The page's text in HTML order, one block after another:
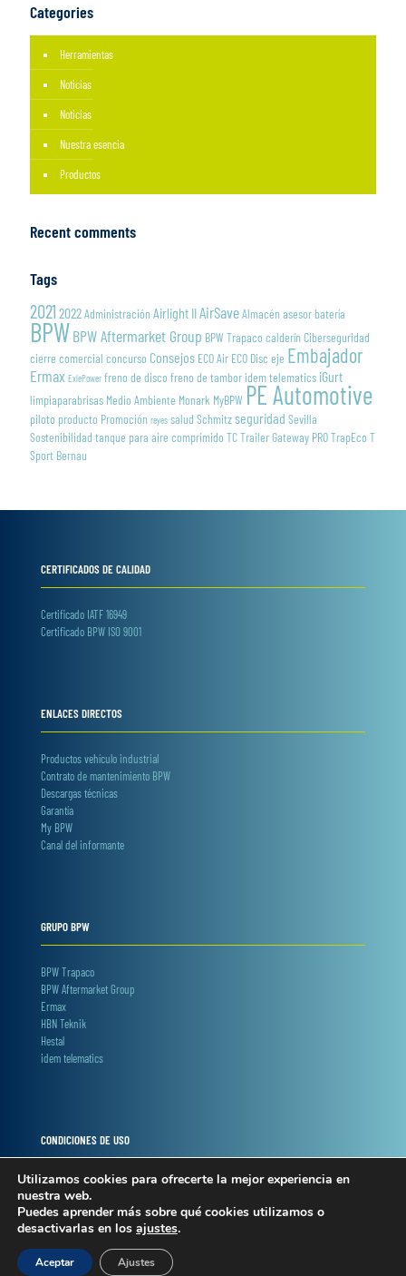
Categories
Herramientas
Noticias
Noticias
Nuestra esencia
Productos
Recent comments
Tags
2021 2022Administración Airlight IIAirSaveAlmacén asesor batería
BPWBPW Aftermarket Group BPW Trapaco calderín Ciberseguridad
cierre comercial concurso Consejos ECO Air ECO Disc eje Embajador
Ermax ExlePower freno de disco freno de tambor idem telematics iGurt
limpiaparabrisas Medio Ambiente Monark MyBPW PE Automotive
piloto producto Promoción reyes salud Schmitzseguridad Sevilla
Sostenibilidad tanque para aire comprimido TC Trailer Gateway PROTrapEco T
Sport Bernau
CERTIFICADOS DE CALIDAD
Certificado IATF 16949
Certificado BPW ISO 9001
ENLACES DIRECTOS
Productos vehículo industrial
Contrato de mantenimiento BPW
Descargas técnicas
Garantía
My BPW
Canal del informante
GRUPO BPW
BPW Trapaco
BPW Aftermarket Group
Ermax
HBN Teknik
Hestal
idem telematics
CONDICIONES DE USO
Términos y condiciones
Privacidad y cookies
Condiciones web shop
Política interna canal denuncias
Utilizamos cookies para ofrecerte la mejor experiencia en
nuestra web.
Puedes aprender más sobre qué cookies utilizamos o
desactivarlas en los ajustes.
Aceptar Ajustes